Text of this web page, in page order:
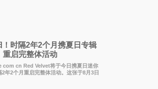
时隔2年2个月携夏日专辑
重启完整体活动
cn Red Velvet将于今日携夏日迷你
年2个月重启完整体活动。这张于8月3日
的夏日音乐，收录了成员们想着